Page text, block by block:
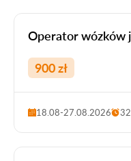
Operator wózków
900 zł
18.08-27.08.2026